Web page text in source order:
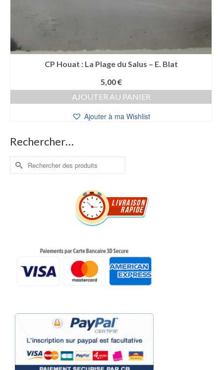
CP Houat : La Plage du Salus – E. Blat
5,00€
AJOUTER AU PANIER
Ajouter à ma Wishlist
Rechercher…
Rechercher :